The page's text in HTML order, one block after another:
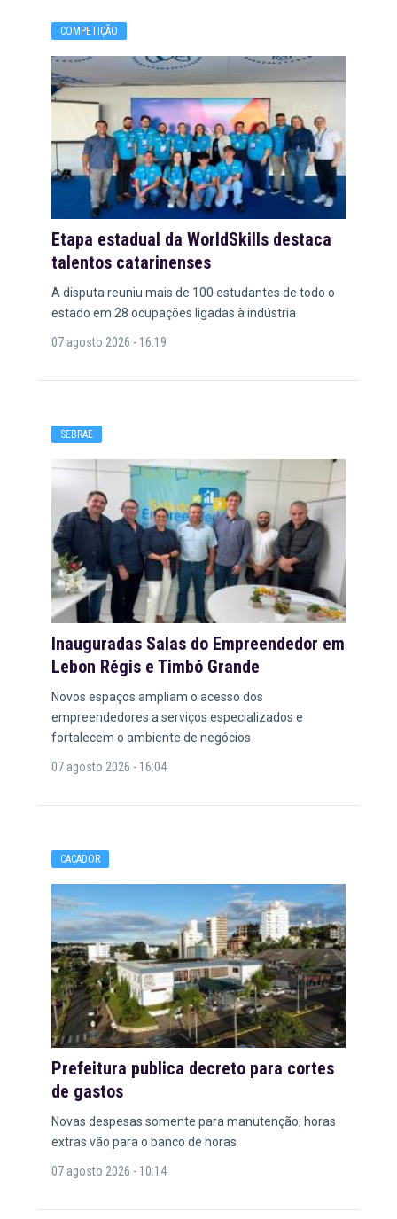
COMPETIÇÃO
Etapa estadual da WorldSkills destaca
talentos catarinenses
A disputa reuniu mais de 100 estudantes de todo o
estado em 28 ocupações ligadas à indústria
07 agosto 2026 - 16:19
SEBRAE
Inauguradas Salas do Empreendedor em
Lebon Régis e Timbó Grande
Novos espaços ampliam o acesso dos
empreendedores a serviços especializados e
fortalecem o ambiente de negócios
07 agosto 2026 - 16:04
CAÇADOR
Prefeitura publica decreto para cortes
de gastos
Novas despesas somente para manutenção; horas
extras vão para o banco de horas
07 agosto 2026 - 10:14